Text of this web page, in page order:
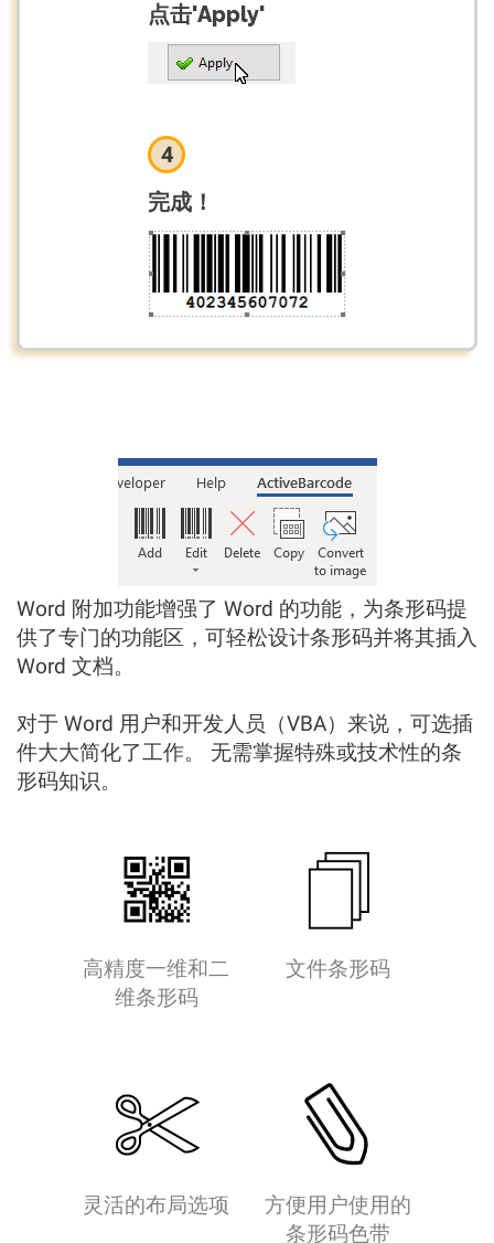
点击'Apply'
4
完成！
Word 附加功能增强了 Word 的功能，为条形码提
供了专门的功能区，可轻松设计条形码并将其插入
Word 文档。
对于 Word 用户和开发人员（VBA）来说，可选插
件大大简化了工作。 无需掌握特殊或技术性的条
形码知识。
高精度一维和二
维条形码
文件条形码
灵活的布局选项
方便用户使用的
条形码色带